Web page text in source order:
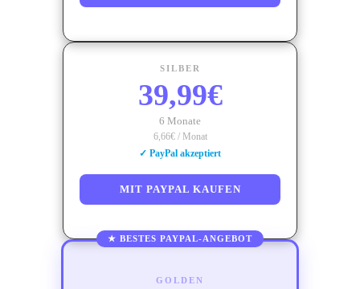
SILBER
39,99€
6 Monate
6,66€ / Monat
✓ PayPal akzeptiert
MIT PAYPAL KAUFEN
★ BESTES PAYPAL-ANGEBOT
GOLDEN